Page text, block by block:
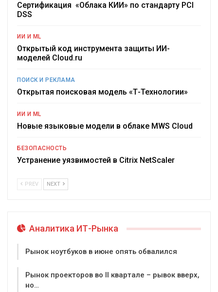
Сертификация «Облака КИИ» по стандарту PCI
DSS
ИИ И ML
Открытый код инструмента защиты ИИ-
моделей Cloud.ru
ПОИСК И РЕКЛАМА
Открытая поисковая модель «Т-Технологии»
ИИ И ML
Новые языковые модели в облаке MWS Cloud
БЕЗОПАСНОСТЬ
Устранение уязвимостей в Citrix NetScaler
PREV NEXT
Аналитика ИТ-Рынка
Рынок ноутбуков в июне опять обвалился
Рынок проекторов во II квартале – рывок вверх,
но…